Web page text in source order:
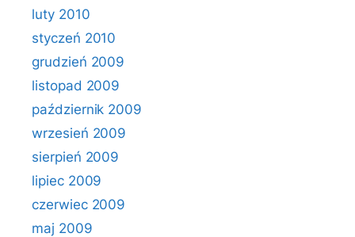
luty 2010
styczeń 2010
grudzień 2009
listopad 2009
październik 2009
wrzesień 2009
sierpień 2009
lipiec 2009
czerwiec 2009
maj 2009